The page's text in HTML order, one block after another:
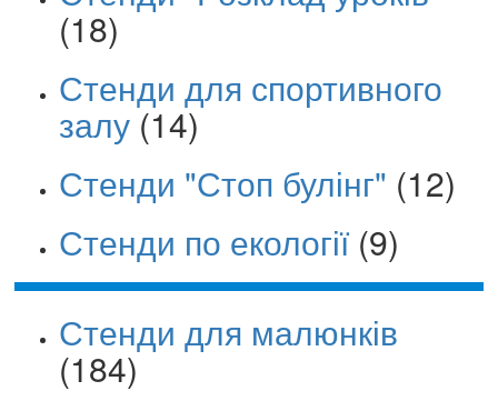
(18)
Стенди для спортивного
залу(14)
Стенди "Стоп булінг" (12)
Стенди по екології (9)
Стенди для малюнків
(184)